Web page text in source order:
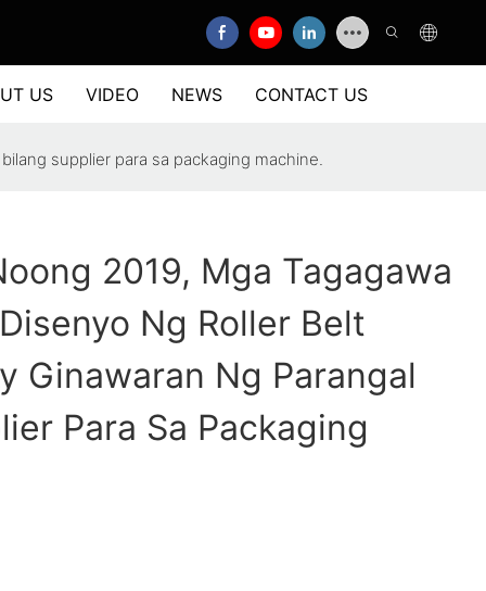
US VIDEO NEWS CONTACT US
supplier para sa packaging machine.
2019, Mga Tagagawa
Ng Roller Belt
Ginawaran Ng Parangal
Para Sa Packaging